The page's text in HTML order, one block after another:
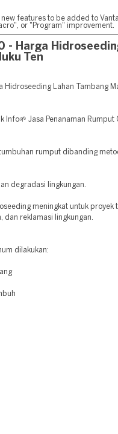
features to be added to
or "Program" improvement.
- Harga
Ten
Hidroseeding Lahan Tambang
Info🌱 Jasa Penanaman Rumput
rumput dibanding
degradasi lingkungan.
meningkat untuk proyek
dan reklamasi lingkungan.
dilakukan: